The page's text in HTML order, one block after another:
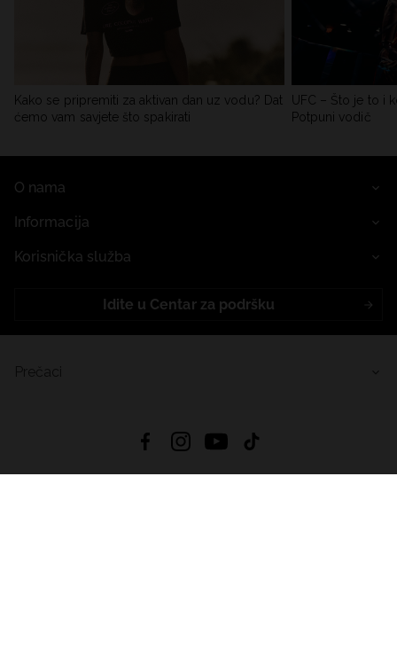
Kako se pripremiti za aktivan dan uz vodu? Dat
ćemo vam savjete što spakirati
UFC – Što je to i
Potpuni vodič
O nama
Informacija
Korisnička služba
Idite u Centar za podršku